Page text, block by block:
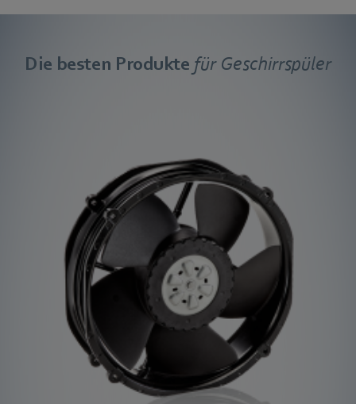
Die besten Produkte für Geschirrspüler